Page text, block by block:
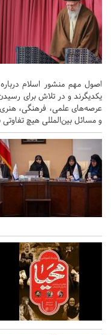
اصول مهم منشور اسلام
یکدیگرند و در تلاش برای
عرصه‌های علمی،‌ فرهنگی،
و مسائل بین‌المللی هیچ تفاوتی